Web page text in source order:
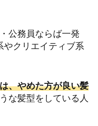
公務員ならば一発
クリエイティブ系
、やめた方が良い髪
な髪型をしている人